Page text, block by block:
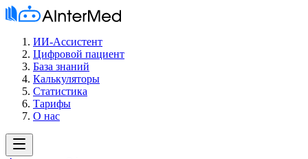
ИИ-Ассистент
Цифровой пациент
База знаний
Калькуляторы
Статистика
Тарифы
О нас